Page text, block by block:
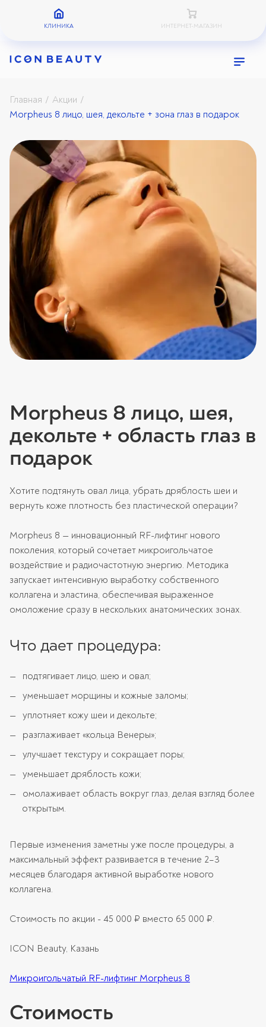
КЛИНИКА ИНТЕРНЕТ-МАГАЗИН
Главная / Акции /
Morpheus 8 лицо, шея, декольте + зона глаз в подарок
Morpheus 8 лицо, шея,
декольте + область глаз в
подарок
Хотите подтянуть овал лица, убрать дряблость шеи и
вернуть коже плотность без пластической операции?
Morpheus 8 — инновационный RF-лифтинг нового
поколения, который сочетает микроигольчатое
воздействие и радиочастотную энергию. Методика
запускает интенсивную выработку собственного
коллагена и эластина, обеспечивая выраженное
омоложение сразу в нескольких анатомических зонах.
Что дает процедура:
подтягивает лицо, шею и овал;
уменьшает морщины и кожные заломы;
уплотняет кожу шеи и декольте;
разглаживает «кольца Венеры»;
улучшает текстуру и сокращает поры;
уменьшает дряблость кожи;
омолаживает область вокруг глаз, делая взгляд более
открытым.
Первые изменения заметны уже после процедуры, а
максимальный эффект развивается в течение 2–3
месяцев благодаря активной выработке нового
коллагена.
Стоимость по акции - 45 000 ₽ вместо 65 000 ₽.
ICON Beauty, Казань
Микроигольчатый RF-лифтинг Morpheus 8
Стоимость